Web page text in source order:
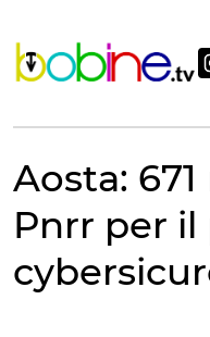
contenuto
Aosta:
Pnrr per il